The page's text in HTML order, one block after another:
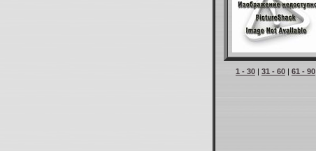
1 - 30 | 31 - 60 | 61 - 90